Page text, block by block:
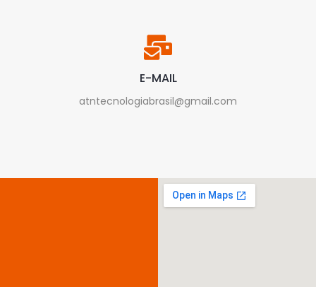
E-MAIL
atntecnologiabrasil@gmail.com
Assistência